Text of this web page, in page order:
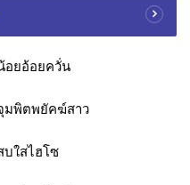
อยอ้อยควั่น
จุมพิตพยัคฆ์สาว
บใสไฮโซ